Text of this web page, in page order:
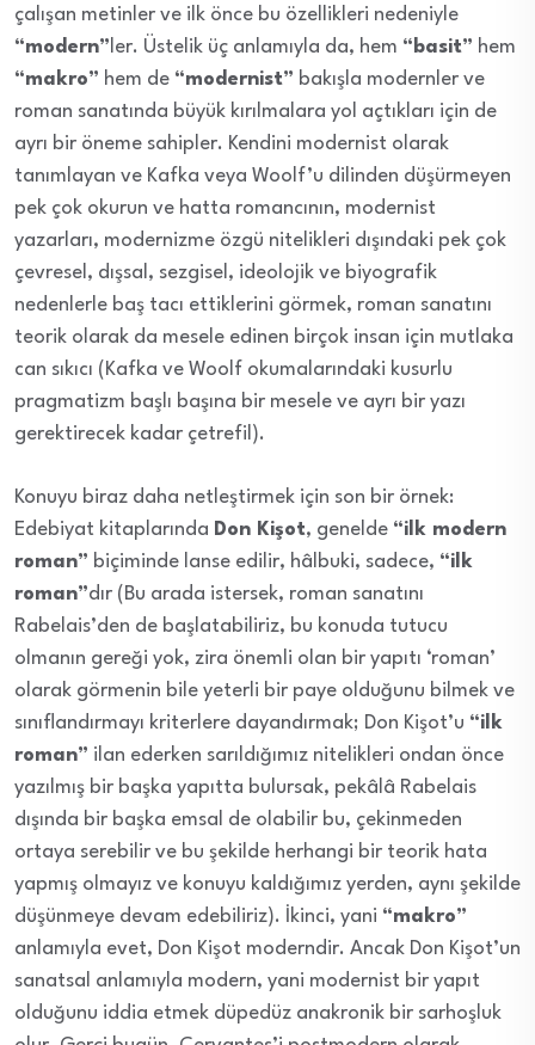
çalışan metinler ve ilk önce bu özellikleri nedeniyle
“modern” ler. Üstelik üç anlamıyla da, hem “basit” hem
“makro” hem de “modernist” bakışla modernler ve
roman sanatında büyük kırılmalara yol açtıkları için de
ayrı bir öneme sahipler. Kendini modernist olarak
tanımlayan ve Kafka veya Woolf’u dilinden düşürmeyen
pek çok okurun ve hatta romancının, modernist
yazarları, modernizme özgü nitelikleri dışındaki pek çok
çevresel, dışsal, sezgisel, ideolojik ve biyografik
nedenlerle baş tacı ettiklerini görmek, roman sanatını
teorik olarak da mesele edinen birçok insan için mutlaka
can sıkıcı (Kafka ve Woolf okumalarındaki kusurlu
pragmatizm başlı başına bir mesele ve ayrı bir yazı
gerektirecek kadar çetrefil).
Konuyu biraz daha netleştirmek için son bir örnek:
Edebiyat kitaplarında Don Kişot, genelde “ilk modern
roman” biçiminde lanse edilir, hâlbuki, sadece, “ilk
roman”dır (Bu arada istersek, roman sanatını
Rabelais’den de başlatabiliriz, bu konuda tutucu
olmanın gereği yok, zira önemli olan bir yapıtı ‘roman’
olarak görmenin bile yeterli bir paye olduğunu bilmek ve
sınıflandırmayı kriterlere dayandırmak; Don Kişot’u “ilk
roman” ilan ederken sarıldığımız nitelikleri ondan önce
yazılmış bir başka yapıtta bulursak, pekâlâ Rabelais
dışında bir başka emsal de olabilir bu, çekinmeden
ortaya serebilir ve bu şekilde herhangi bir teorik hata
yapmış olmayız ve konuyu kaldığımız yerden, aynı şekilde
düşünmeye devam edebiliriz). İkinci, yani “makro”
anlamıyla evet, Don Kişot moderndir. Ancak Don Kişot’un
sanatsal anlamıyla modern, yani modernist bir yapıt
olduğunu iddia etmek düpedüz anakronik bir sarhoşluk